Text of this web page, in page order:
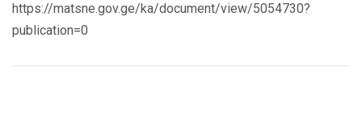
https://matsne.gov.ge/ka/document/view/5054730?
publication=0